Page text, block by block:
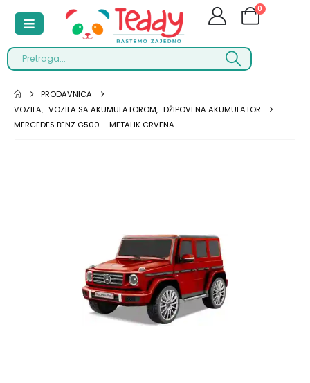
0
PRODAVNICA
VOZILA, VOZILA SA AKUMULATOROM, DŽIPOVI NA AKUMULATOR
MERCEDES BENZ G500 – METALIK CRVENA